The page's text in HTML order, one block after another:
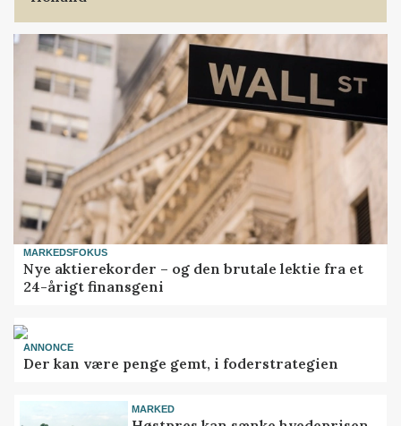
MARKEDSFOKUS
Nye aktierekorder – og den brutale lektie fra et
24-årigt finansgeni
ANNONCE
Der kan være penge gemt, i foderstrategien
MARKED